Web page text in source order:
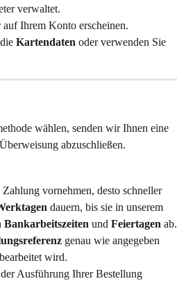
verwaltet.
Ihrem Konto erscheinen.
Kartendaten oder verwenden Sie
wählen, senden wir Ihnen eine
abzuschließen.
Zahlung vornehmen, desto schneller
dauern, bis sie in unserem
Bankarbeitszeiten und Feiertagen ab.
genau wie angegeben
wird.
Ausführung Ihrer Bestellung